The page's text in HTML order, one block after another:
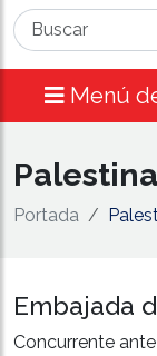
Menú
Palestina
Portada
Embajada
Concurrente